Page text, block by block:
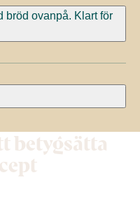
bröd ovanpå. Klart för
betygsätta